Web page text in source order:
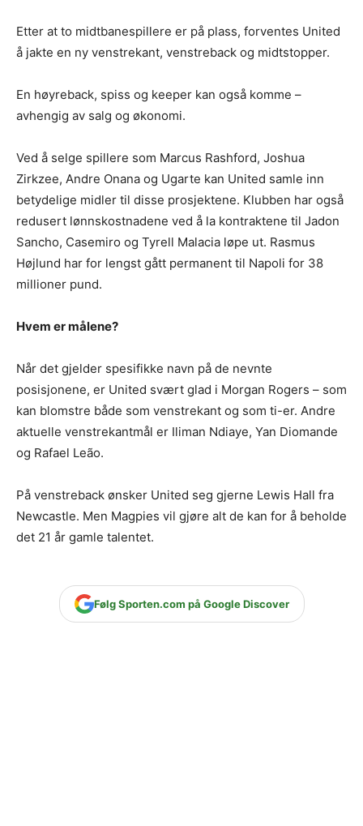
Etter at to midtbanespillere er på plass, forventes United
å jakte en ny venstrekant, venstreback og midtstopper.
En høyreback, spiss og keeper kan også komme –
avhengig av salg og økonomi.
Ved å selge spillere som Marcus Rashford, Joshua
Zirkzee, Andre Onana og Ugarte kan United samle inn
betydelige midler til disse prosjektene. Klubben har også
redusert lønnskostnadene ved å la kontraktene til Jadon
Sancho, Casemiro og Tyrell Malacia løpe ut. Rasmus
Højlund har for lengst gått permanent til Napoli for 38
millioner pund.
Hvem er målene?
Når det gjelder spesifikke navn på de nevnte
posisjonene, er United svært glad i Morgan Rogers – som
kan blomstre både som venstrekant og som ti-er. Andre
aktuelle venstrekantmål er Iliman Ndiaye, Yan Diomande
og Rafael Leão.
På venstreback ønsker United seg gjerne Lewis Hall fra
Newcastle. Men Magpies vil gjøre alt de kan for å beholde
det 21 år gamle talentet.
Følg Sporten.com på Google Discover